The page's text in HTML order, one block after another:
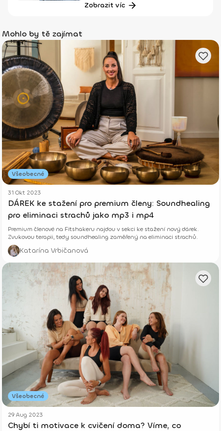
Zobrazit víc
Mohlo by tě zajímat
Všeobecné
31 Okt 2023
DÁREK ke stažení pro premium členy: Soundhealing
pro eliminaci strachů jako mp3 i mp4
Premium členové na Fitshakeru najdou v sekci ke stažení nový dárek.
Zvukovou terapii, tedy soundhealing zaměřený na eliminaci strachů.
Katarína Vrbičanová
Všeobecné
29 Aug 2023
Chybí ti motivace k cvičení doma? Víme, co